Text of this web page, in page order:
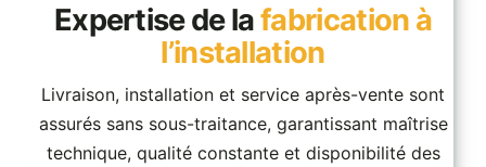
Expertise de lafabrication à
l’installation
Livraison, installation et service après-vente sont
assurés sans sous-traitance, garantissant maîtrise
technique, qualité constante et disponibilité des